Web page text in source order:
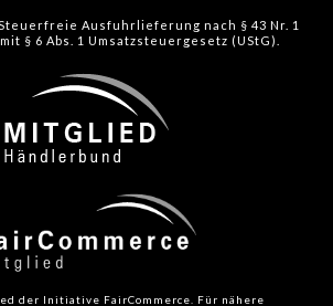
Ausfuhrlieferung nach § 43 Nr. 1
§ 6 Abs. 1 Umsatzsteuergesetz (UStG).
der Initiative FairCommerce. Für nähere